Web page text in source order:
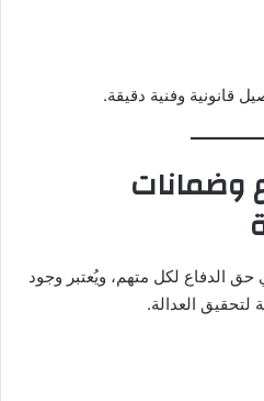
قانونية وفنية دقيقة.
وضمانات
الدفاع لكل متهم، ويُعتبر وجود
العدالة.